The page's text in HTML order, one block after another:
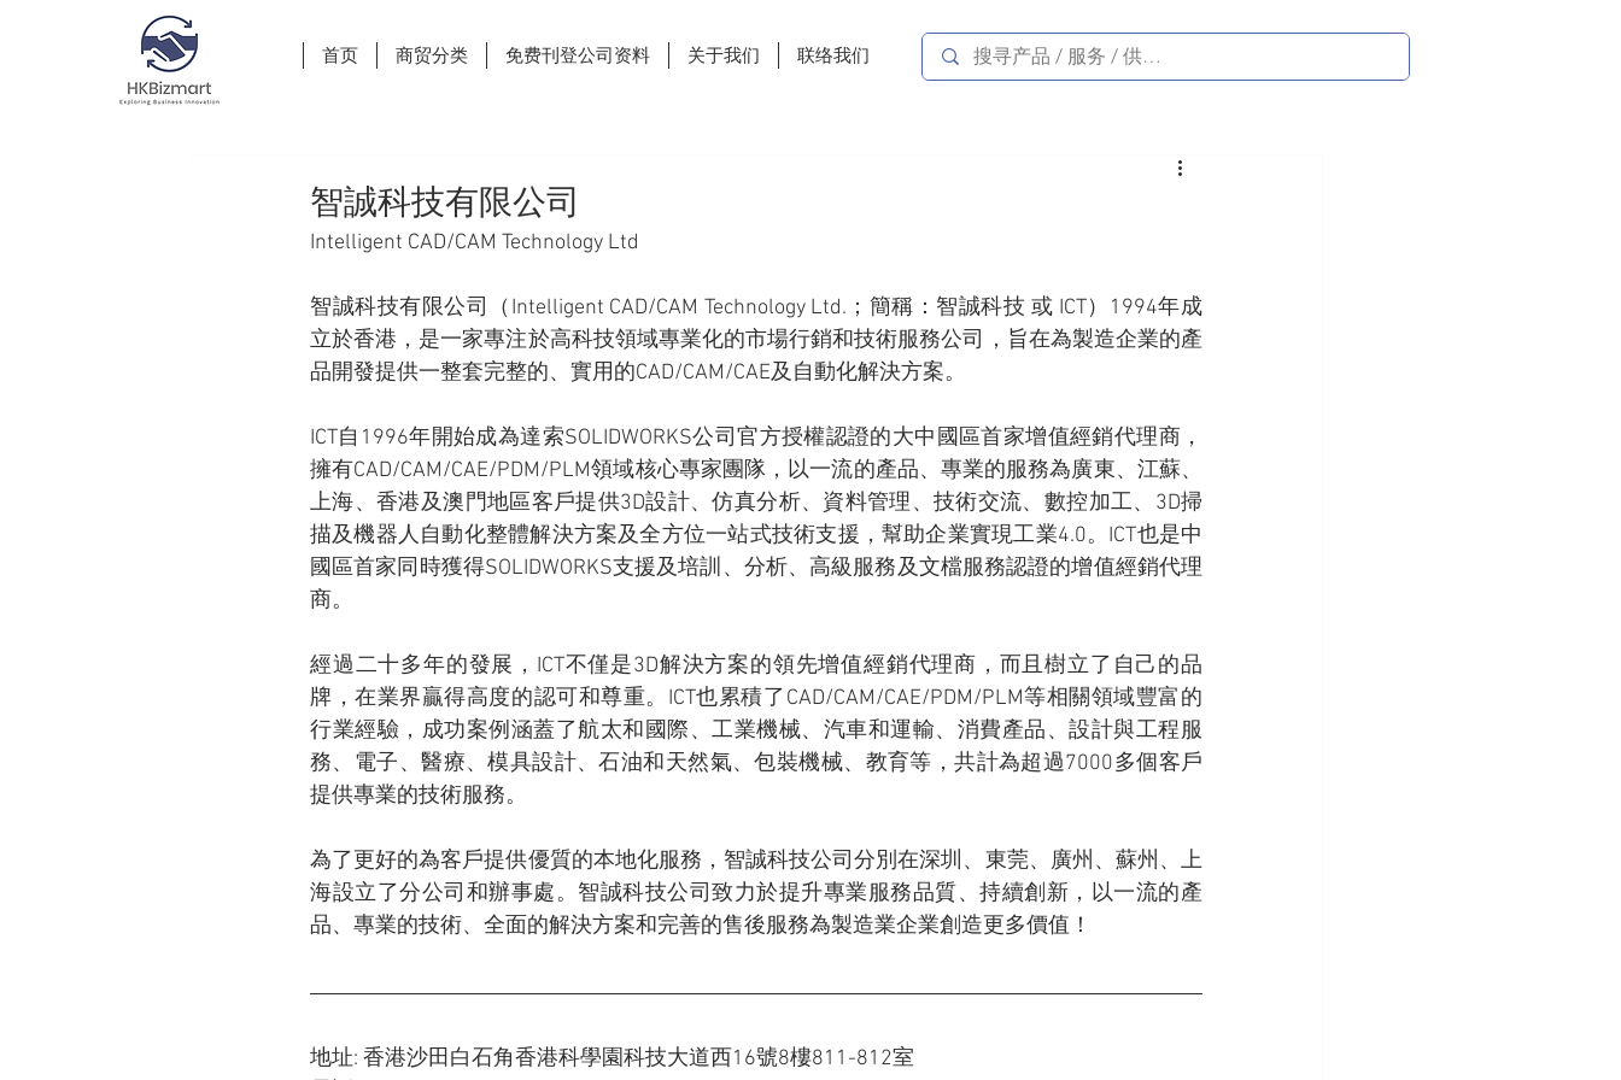
首页 商贸分类 免费刊登公司资料 关于我们 联络我们
智誠科技有限公司
Intelligent CAD/CAM Technology Ltd
智誠科技有限公司（Intelligent CAD/CAM Technology Ltd.；簡稱：智誠科技 或 ICT）1994年成
立於香港，是一家專注於高科技領域專業化的市場行銷和技術服務公司，旨在為製造企業的產
品開發提供一整套完整的、實用的CAD/CAM/CAE及自動化解決方案。
ICT自1996年開始成為達索SOLIDWORKS公司官方授權認證的大中國區首家增值經銷代理商，
擁有CAD/CAM/CAE/PDM/PLM領域核心專家團隊，以一流的產品、專業的服務為廣東、江蘇、
上海、香港及澳門地區客戶提供3D設計、仿真分析、資料管理、技術交流、數控加工、3D掃
描及機器人自動化整體解決方案及全方位一站式技術支援，幫助企業實現工業4.0。ICT也是中
國區首家同時獲得SOLIDWORKS支援及培訓、分析、高級服務及文檔服務認證的增值經銷代理
商。
經過二十多年的發展，ICT不僅是3D解決方案的領先增值經銷代理商，而且樹立了自己的品
牌，在業界贏得高度的認可和尊重。ICT也累積了CAD/CAM/CAE/PDM/PLM等相關領域豐富的
行業經驗，成功案例涵蓋了航太和國際、工業機械、汽車和運輸、消費產品、設計與工程服
務、電子、醫療、模具設計、石油和天然氣、包裝機械、教育等，共計為超過7000多個客戶
提供專業的技術服務。
為了更好的為客戶提供優質的本地化服務，智誠科技公司分別在深圳、東莞、廣州、蘇州、上
海設立了分公司和辦事處。智誠科技公司致力於提升專業服務品質、持續創新，以一流的產
品、專業的技術、全面的解決方案和完善的售後服務為製造業企業創造更多價值！
地址: 香港沙田白石角香港科學園科技大道西16號8樓811-812室